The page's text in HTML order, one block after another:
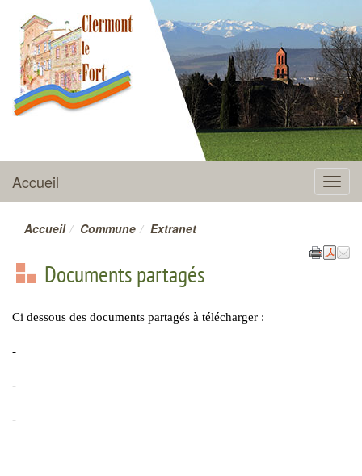
CLERMONT-LE-FORT
Menu
Accueil
Accueil Commune Extranet
Documents partagés
Ci dessous des documents partagés à télécharger :
-
-
-